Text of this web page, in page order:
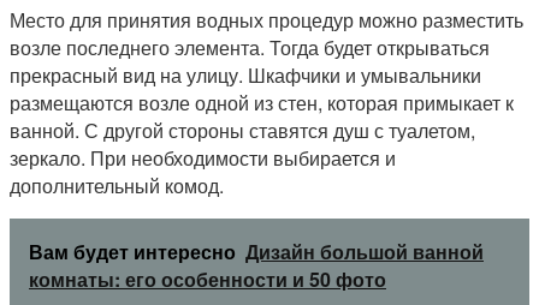
Место для принятия водных процедур можно разместить
возле последнего элемента. Тогда будет открываться
прекрасный вид на улицу. Шкафчики и умывальники
размещаются возле одной из стен, которая примыкает к
ванной. С другой стороны ставятся душ с туалетом,
зеркало. При необходимости выбирается и
дополнительный комод.
Вам будет интересно Дизайн большой ванной
комнаты: его особенности и 50 фото